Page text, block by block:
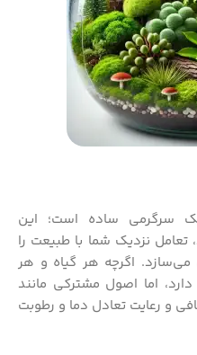
یک سرگرمی ساده است؛ این
نزدیک شما با طبیعت را
اگرچه هر گیاه و هر
اما اصول مشترکی مانند
و رعایت تعادل دما و رطوبت